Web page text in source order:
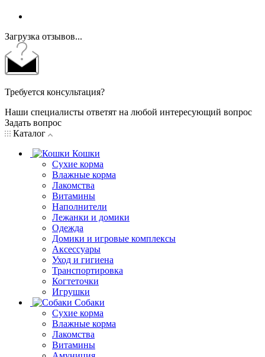
Загрузка отзывов...
Требуется консультация?
Наши специалисты ответят на любой интересующий вопрос
Задать вопрос
Каталог
Кошки
Сухие корма
Влажные корма
Лакомства
Витамины
Наполнители
Лежанки и домики
Одежда
Домики и игровые комплексы
Аксессуары
Уход и гигиена
Транспортировка
Когтеточки
Игрушки
Собаки
Сухие корма
Влажные корма
Лакомства
Витамины